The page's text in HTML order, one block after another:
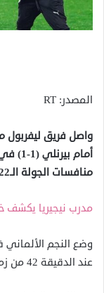
المصدر: RT
واصل فريق ليفربول
أمام
منافسات الجولة الـ22 من الدوري الإنجليزي الممتاز لكرة القدم.
مدرب نيجيريا يكشف
وضع النجم
عند الدقيقة 42 من زمن الشوط الأول.